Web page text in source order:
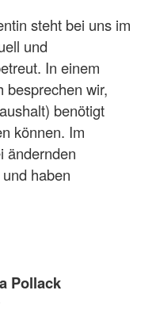
steht bei uns im
und
In einem
besprechen wir,
benötigt
können. Im
ändernden
haben
Pollack